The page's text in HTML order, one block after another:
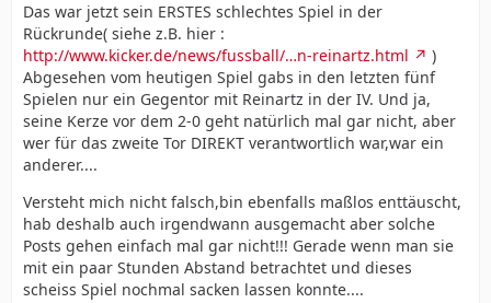
Das war jetzt sein ERSTES schlechtes Spiel in der
Rückrunde( siehe z.B. hier :
http://www.kicker.de/news/fussball/…n-reinartz.html
)
Abgesehen vom heutigen Spiel gabs in den letzten fünf
Spielen nur ein Gegentor mit Reinartz in der IV. Und ja,
seine Kerze vor dem 2-0 geht natürlich mal gar nicht, aber
wer für das zweite Tor DIREKT verantwortlich war,war ein
anderer....
Versteht mich nicht falsch,bin ebenfalls maßlos enttäuscht,
hab deshalb auch irgendwann ausgemacht aber solche
Posts gehen einfach mal gar nicht!!! Gerade wenn man sie
mit ein paar Stunden Abstand betrachtet und dieses
scheiss Spiel nochmal sacken lassen konnte....